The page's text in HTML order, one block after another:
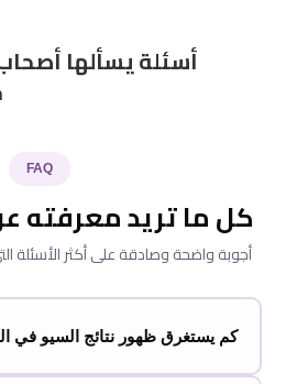
أسئلة يسألها
FAQ
كل ما تريد معرفته
أجوبة واضحة وصادقة على أكثر الأسئلة
كم يستغرق ظهور نتائج السيو في